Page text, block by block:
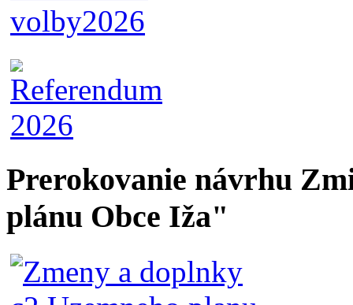
Prerokovanie návrhu
plánu Obce Iža"